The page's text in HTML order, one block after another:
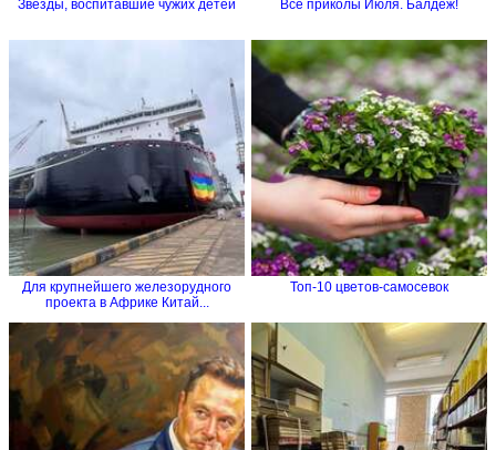
Звёзды, воспитавшие чужих детей Все приколы Июля. Балдёж!
Для крупнейшего железорудного
проекта в Африке Китай...
Топ-10 цветов-самосевок